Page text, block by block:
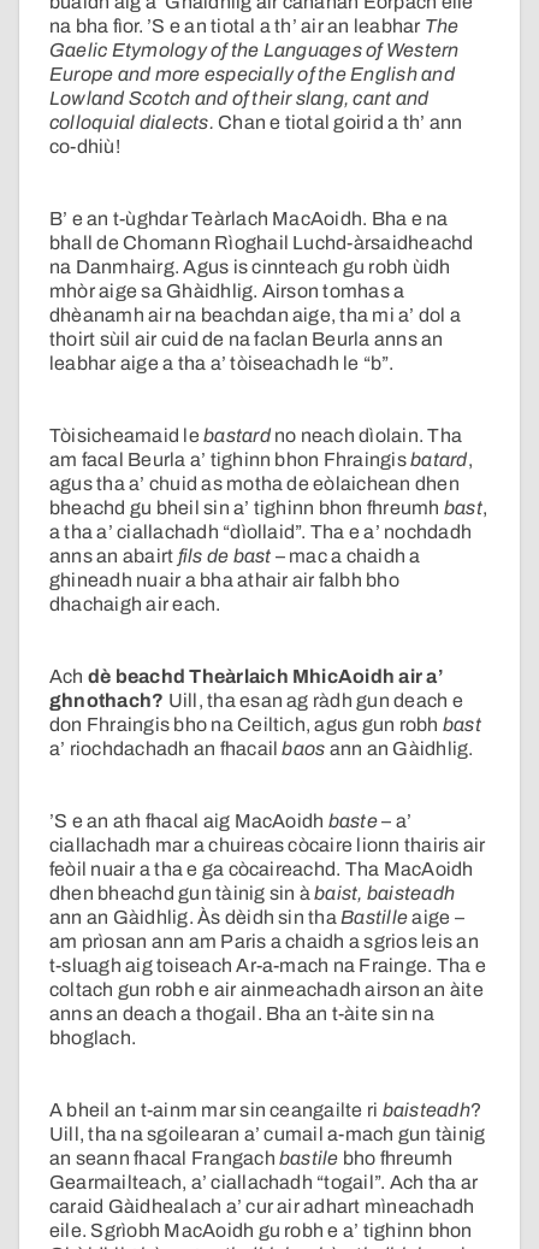
na bha fìor. ’S e an tiotal a th’ air an leabhar The
Gaelic Etymology of the Languages of Western
Europe and more especially of the English and
Lowland Scotch and of their slang, cant and
colloquial dialects.Chan e tiotal goirid a th’ ann
co-dhiù!
B’ e an t-ùghdar Teàrlach MacAoidh. Bha e na
bhall de Chomann Rìoghail Luchd-àrsaidheachd
na Danmhairg. Agus is cinnteach gu robh ùidh
mhòr aige sa Ghàidhlig. Airson tomhas a
dhèanamh air na beachdan aige, tha mi a’ dol a
thoirt sùil air cuid de na faclan Beurla anns an
leabhar aige a tha a’ tòiseachadh le “b”.
Tòisicheamaid lebastardno neach dìolain. Tha
am facal Beurla a’ tighinn bhon Fhraingisbatard,
agus tha a’ chuid as motha de eòlaichean dhen
bheachd gu bheil sin a’ tighinn bhon fhreumh bast,
a tha a’ ciallachadh “dìollaid”. Tha e a’ nochdadh
anns an abairt fils de bast – mac a chaidh a
ghineadh nuair a bha athair air falbh bho
dhachaigh air each.
Ach dè beachd Theàrlaich MhicAoidh air a’
ghnothach? Uill, tha esan ag ràdh gun deach e
don Fhraingis bho na Ceiltich, agus gun robh bast
a’ riochdachadh an fhacailbaos ann an Gàidhlig.
’S e an ath fhacal aig MacAoidh baste– a’
ciallachadh mar a chuireas còcaire lionn thairis air
feòil nuair a tha e ga còcaireachd. Tha MacAoidh
dhen bheachd gun tàinig sin àbaist, baisteadh
ann an Gàidhlig. Às dèidh sin thaBastilleaige –
am prìosan ann am Paris a chaidh a sgrios leis an
t-sluagh aig toiseach Ar-a-mach na Frainge. Tha e
coltach gun robh e air ainmeachadh airson an àite
anns an deach a thogail. Bha an t-àite sin na
bhoglach.
A bheil an t-ainm mar sin ceangailte ri baisteadh?
Uill, tha na sgoilearan a’ cumail a-mach gun tàinig
an seann fhacal Frangachbastile bho fhreumh
Gearmailteach, a’ ciallachadh “togail”. Ach tha ar
caraid Gàidhealach a’ cur air adhart mìneachadh
eile. Sgrìobh MacAoidh gu robh e a’ tighinn bhon